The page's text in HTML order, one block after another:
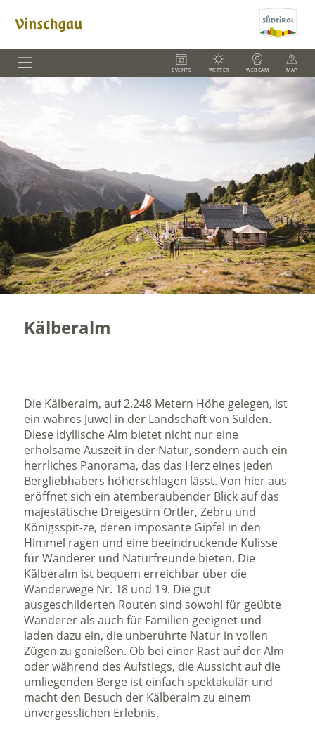
EVENTS WETTER WEBCAM MAP
Kälberalm
Die Kälberalm, auf 2.248 Metern Höhe gelegen, ist
ein wahres Juwel in der Landschaft von Sulden.
Diese idyllische Alm bietet nicht nur eine
erholsame Auszeit in der Natur, sondern auch ein
herrliches Panorama, das das Herz eines jeden
Bergliebhabers höherschlagen lässt. Von hier aus
eröffnet sich ein atemberaubender Blick auf das
majestätische Dreigestirn Ortler, Zebru und
Königsspit-ze, deren imposante Gipfel in den
Himmel ragen und eine beeindruckende Kulisse
für Wanderer und Naturfreunde bieten. Die
Kälberalm ist bequem erreichbar über die
Wanderwege Nr. 18 und 19. Die gut
ausgeschilderten Routen sind sowohl für geübte
Wanderer als auch für Familien geeignet und
laden dazu ein, die unberührte Natur in vollen
Zügen zu genießen. Ob bei einer Rast auf der Alm
oder während des Aufstiegs, die Aussicht auf die
umliegenden Berge ist einfach spektakulär und
macht den Besuch der Kälberalm zu einem
unvergesslichen Erlebnis.